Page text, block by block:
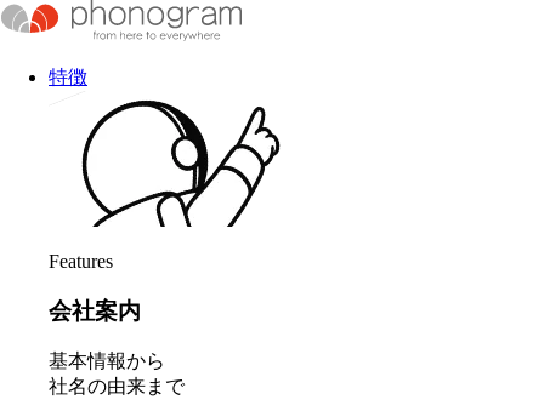
特徴
Features
会社案内
基本情報から
社名の由来まで